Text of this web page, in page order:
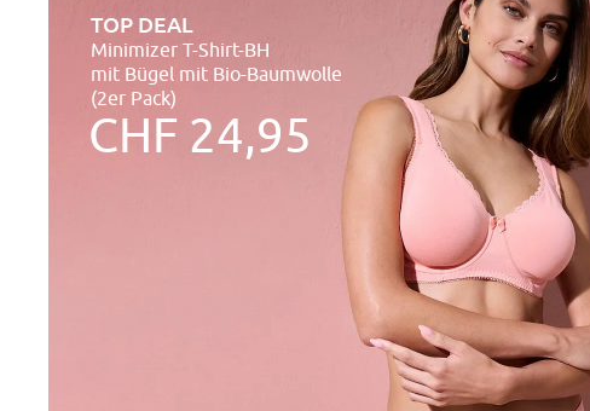
TOP DEAL
Minimizer T-Shirt-BH
mit Bügel mit Bio-Baumwolle
(2er Pack)
CHF 24,95